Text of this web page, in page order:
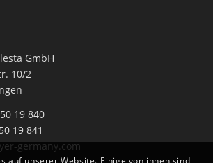
GmbH
10/2
19 840
19 841
germany.com